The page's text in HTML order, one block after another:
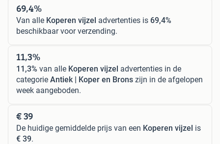
69,4%
Van alle Koperen vijzel advertenties is 69,4%
beschikbaar voor verzending.
11,3%
11,3% van alle Koperen vijzel advertenties in de
categorie Antiek | Koper en Brons zijn in de afgelopen
week aangeboden.
€ 39
De huidige gemiddelde prijs van een Koperen vijzel is
€ 39.